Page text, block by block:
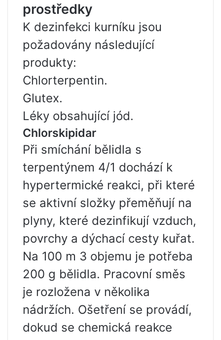
prostředky
K dezinfekci kurníku jsou
požadovány následující
produkty:
Chlorterpentin.
Glutex.
Léky obsahující jód.
Chlorskipidar
Při smíchání bělidla s
terpentýnem 4/1 dochází k
hypertermické reakci, při které
se aktivní složky přeměňují na
plyny, které dezinfikují vzduch,
povrchy a dýchací cesty kuřat.
Na 100 m 3 objemu je potřeba
200 g bělidla. Pracovní směs
je rozložena v několika
nádržích. Ošetření se provádí,
dokud se chemická reakce